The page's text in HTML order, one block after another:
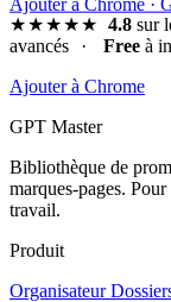
★★★★★ 4.8sur
avancés
· Free à
Ajouter à Chrome
GPT Master
Bibliothèque de
marques-pages.
travail.
Produit
Organisateur